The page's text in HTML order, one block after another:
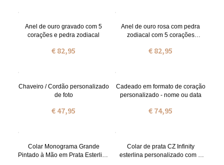
Anel de ouro gravado com 5
corações e pedra zodiacal
€ 82,95
Anel de ouro rosa com pedra
zodiacal com 5 corações
€ 82,95
Chaveiro / Cordão personalizado
de foto
€ 47,95
Cadeado em formato de coração
personalizado - nome ou data
€ 74,95
Colar Monograma Grande
Pintado à Mão em Prata Esterlina
Colar de prata CZ Infinity
esterlina personalizado com 2